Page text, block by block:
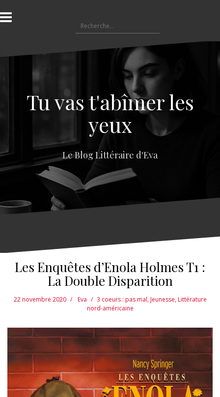
l
a
e
e
Tu vas t'abîmer les
yeux
Le Blog Littéraire d'Eva
Les Enquêtes d’Enola Holmes T1 :
La Double Disparition
22 novembre 2020 Eva 3 coeurs : pas mal,Jeunesse,Littérature
nord-américaine